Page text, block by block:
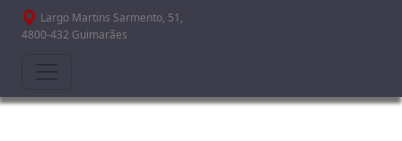
Passar para o conteúdo principal
Largo Martins Sarmento, 51,
4800-432 Guimarães